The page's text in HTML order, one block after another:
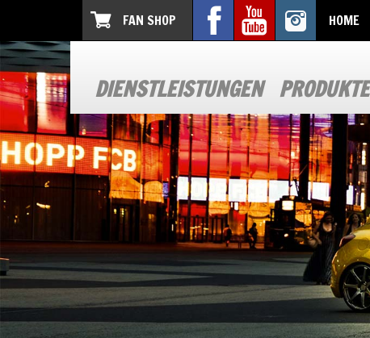
FAN SHOP HOME
DIENSTLEISTUNGEN PRODUKTE